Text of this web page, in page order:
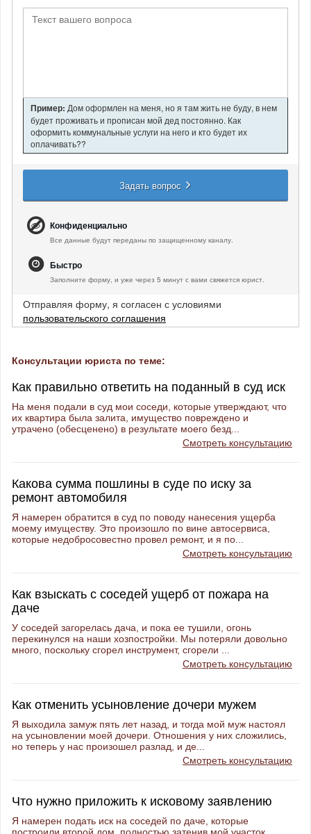
Пример: Дом оформлен на меня, но я там жить не буду, в нем
будет проживать и прописан мой дед постоянно. Как
оформить коммунальные услуги на него и кто будет их
оплачивать??
Задать вопрос
Конфиденциально
Все данные будут переданы по защищенному каналу.
Быстро
Заполните форму, и уже через 5 минут с вами свяжется юрист.
Отправляя форму, я согласен с условиями
пользовательского соглашения
Консультации юриста по теме:
Как правильно ответить на поданный в суд иск
На меня подали в суд мои соседи, которые утверждают, что
их квартира была залита, имущество повреждено и
утрачено (обесценено) в результате моего безд...
Смотреть консультацию
Какова сумма пошлины в суде по иску за
ремонт автомобиля
Я намерен обратится в суд по поводу нанесения ущерба
моему имуществу. Это произошло по вине автосервиса,
которые недобросовестно провел ремонт, и я по...
Смотреть консультацию
Как взыскать с соседей ущерб от пожара на
даче
У соседей загорелась дача, и пока ее тушили, огонь
перекинулся на наши хозпостройки. Мы потеряли довольно
много, поскольку сгорел инструмент, сгорели ...
Смотреть консультацию
Как отменить усыновление дочери мужем
Я выходила замуж пять лет назад, и тогда мой муж настоял
на усыновлении моей дочери. Отношения у них сложились,
но теперь у нас произошел разлад, и де...
Смотреть консультацию
Что нужно приложить к исковому заявлению
Я намерен подать иск на соседей по даче, которые